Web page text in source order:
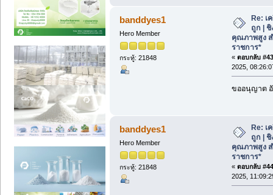
banddyes1
Hero Member
กระทู้: 21848
Re: เ
ถูก | ชิ
คุณภาพสูง ส
ราชการ*
« ตอบกลับ
2025,
ขออนุญาต
banddyes1
Hero Member
กระทู้: 21848
Re: เ
ถูก | ชิ
คุณภาพสูง ส
ราชการ*
« ตอบกลับ
2025,